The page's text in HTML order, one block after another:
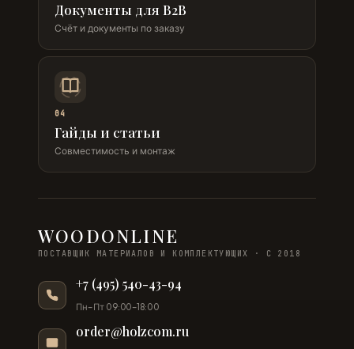
Документы для B2B
Счёт и документы по заказу
04
Гайды и статьи
Совместимость и монтаж
WOODONLINE
ПОСТАВЩИК МАТЕРИАЛОВ И КОМПЛЕКТУЮЩИХ · С 2018
+7 (495) 540-43-94
Пн–Пт 09:00–18:00
order@holzcom.ru